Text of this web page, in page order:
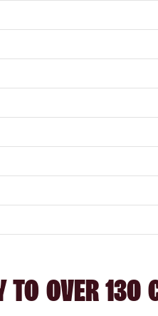
TO OVER 130